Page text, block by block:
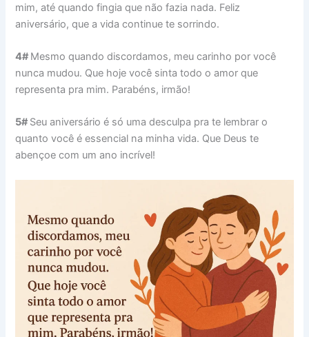
mim, até quando fingia que não fazia nada. Feliz
aniversário, que a vida continue te sorrindo.
4#Mesmo quando discordamos, meu carinho por você
nunca mudou. Que hoje você sinta todo o amor que
representa pra mim. Parabéns, irmão!
5#Seu aniversário é só uma desculpa pra te lembrar o
quanto você é essencial na minha vida. Que Deus te
abençoe com um ano incrível!